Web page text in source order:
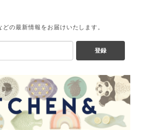
の最新情報をお届けいたします。
登録